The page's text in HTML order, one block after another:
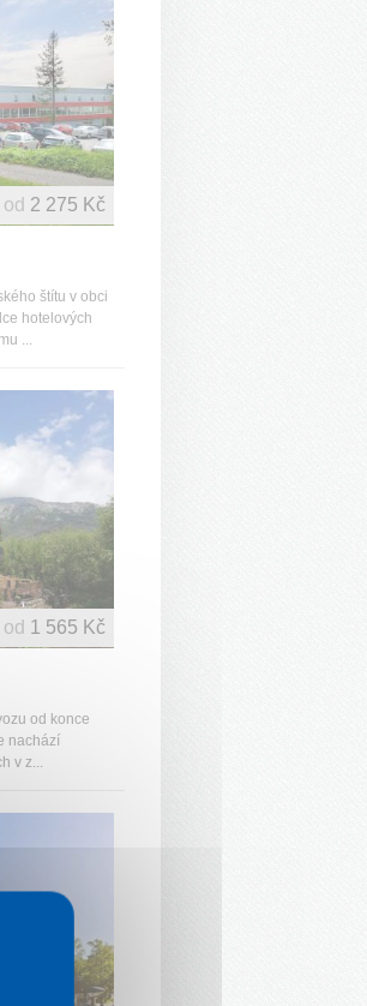
štítu v obci
hotelových
...
2 275 Kč
od konce
nachází
v z...
1 565 Kč